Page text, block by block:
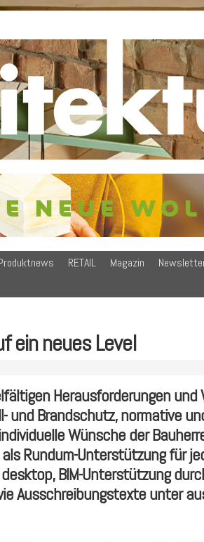
RETAIL Magazin
ein neues Level
Herausforderungen und
und Brandschutz, normative
Wünsche der
Rundum-Unterstützung für
BIM-Unterstützung
Ausschreibungstexte unter